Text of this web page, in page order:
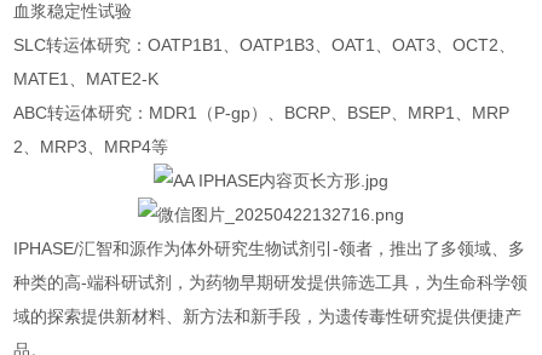
血浆稳定性试验
SLC转运体研究：OATP1B1、OATP1B3、OAT1、OAT3、OCT2、
MATE1、MATE2-K
ABC转运体研究：MDR1（P-gp）、BCRP、BSEP、MRP1、MRP
2、MRP3、MRP4等
IPHASE/汇智和源作为体外研究生物试剂引-领者，推出了多领域、多
种类的高-端科研试剂，为药物早期研发提供筛选工具，为生命科学领
域的探索提供新材料、新方法和新手段，为遗传毒性研究提供便捷产
品。